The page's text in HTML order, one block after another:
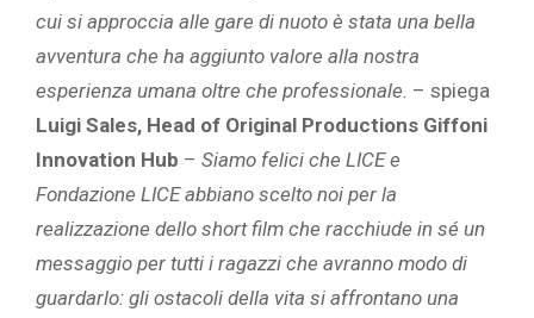
cui si approccia alle gare di nuoto è stata una bella
avventura che ha aggiunto valore alla nostra
esperienza umana oltre che professionale. – spiega
Luigi Sales, Head of Original Productions Giffoni
Innovation Hub – Siamo felici che LICE e
Fondazione LICE abbiano scelto noi per la
realizzazione dello short film che racchiude in sé un
messaggio per tutti i ragazzi che avranno modo di
guardarlo: gli ostacoli della vita si affrontano una